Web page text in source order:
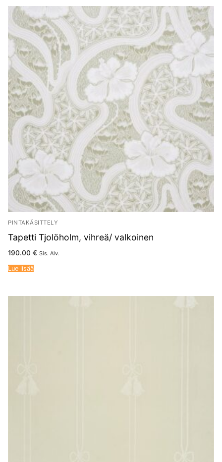
PINTAKÄSITTELY
Tapetti Tjolöholm, vihreä/ valkoinen
190.00 € Sis. Alv.
Lue lisää